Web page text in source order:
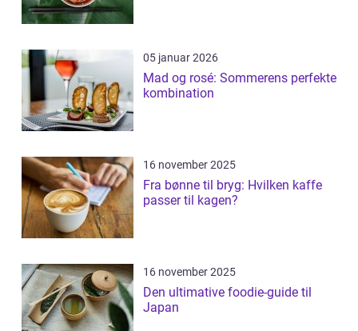
05 januar 2026
Mad og rosé: Sommerens perfekte
kombination
16 november 2025
Fra bønne til bryg: Hvilken kaffe
passer til kagen?
16 november 2025
Den ultimative foodie-guide til
Japan